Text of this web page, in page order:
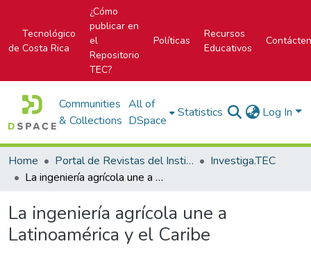
Tecnológico
de Costa Rica
¿Cómo
publicar en
el
Repositorio
TEC?
Políticas
Recursos
Educativos
Communities
& Collections
All of
DSpace
Statistics Log In
Home Portal de Revistas del Instituto Tecnológico de Costa Rica
Investiga.TEC
La ingeniería agrícola une a Latinoamérica y el Caribe
La ingeniería agrícola une a
Latinoamérica y el Caribe